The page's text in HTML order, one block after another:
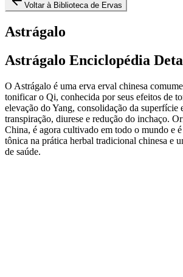
Voltar à Biblioteca de Ervas
Astrágalo
Astrágalo Enciclopédia
O Astrágalo é uma erva erval chinesa
tonificar o Qi, conhecida por seus efeitos de
elevação do Yang, consolidação da superfície
transpiração, diurese e redução do inchaço.
China, é agora cultivado em todo o mundo e
tônica na prática herbal tradicional chinesa e
de saúde.